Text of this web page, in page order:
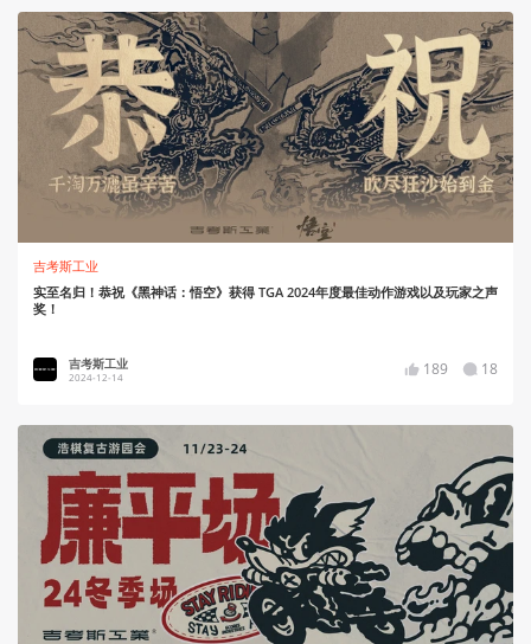
吉考斯工业
实至名归！恭祝《黑神话：悟空》获得 TGA 2024年度最佳动作游戏以及玩家之声
奖！
吉考斯工业
2024-12-14 189 18